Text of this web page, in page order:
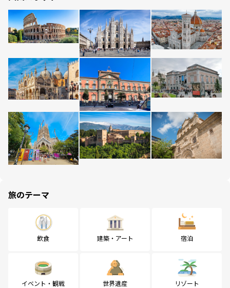
旅のテーマ
飲食 建築・アート 宿泊
イベント・観戦 世界遺産 リゾート